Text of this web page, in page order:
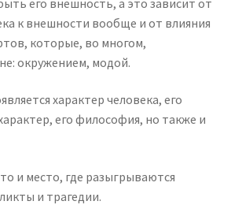
к внешности вообще и от влияния
которые, во многом,
окружением, модой.
характер человека, его
его философия, но также и
и место, где разыгрываются
и трагедии.